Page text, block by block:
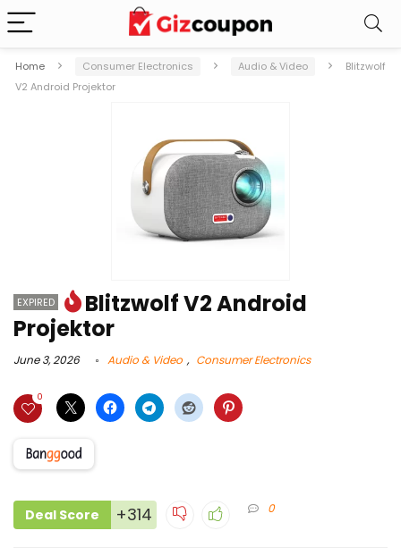
Home Consumer Electronics Audio & Video
Blitzwolf
V2 Android Projektor
EXPIRED
Blitzwolf V2 Android
Projektor
June 3, 2026 Audio & Video , Consumer Electronics
0
Deal Score +314 0